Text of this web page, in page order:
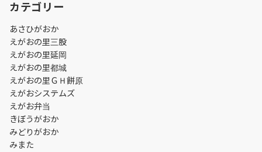
カテゴリー
あさひがおか
えがおの里三股
えがおの里延岡
えがおの里都城
えがおの里ＧＨ餅原
えがおシステムズ
えがお弁当
きぼうがおか
みどりがおか
みまた